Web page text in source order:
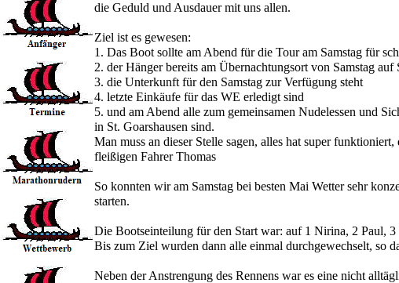
die Geduld und Ausdauer mit uns allen.
Ziel ist es gewesen:
1. Das Boot sollte am Abend für die Tour am Samstag für
2. der Hänger bereits am Übernachtungsort von Samstag auf
3. die Unterkunft für den Samstag zur Verfügung steht
4. letzte Einkäufe für das WE erledigt sind
5. und am Abend alle zum gemeinsamen Nudelessen und
in St. Goarshausen sind.
Man muss an dieser Stelle sagen, alles hat super
fleißigen Fahrer Thomas
So konnten wir am Samstag bei besten Mai Wetter sehr
starten.
Die Bootseinteilung für den Start war: auf 1 Nirina, 2 Paul,
Bis zum Ziel wurden dann alle einmal durchgewechselt, so
Neben der Anstrengung des Rennens war es eine nicht